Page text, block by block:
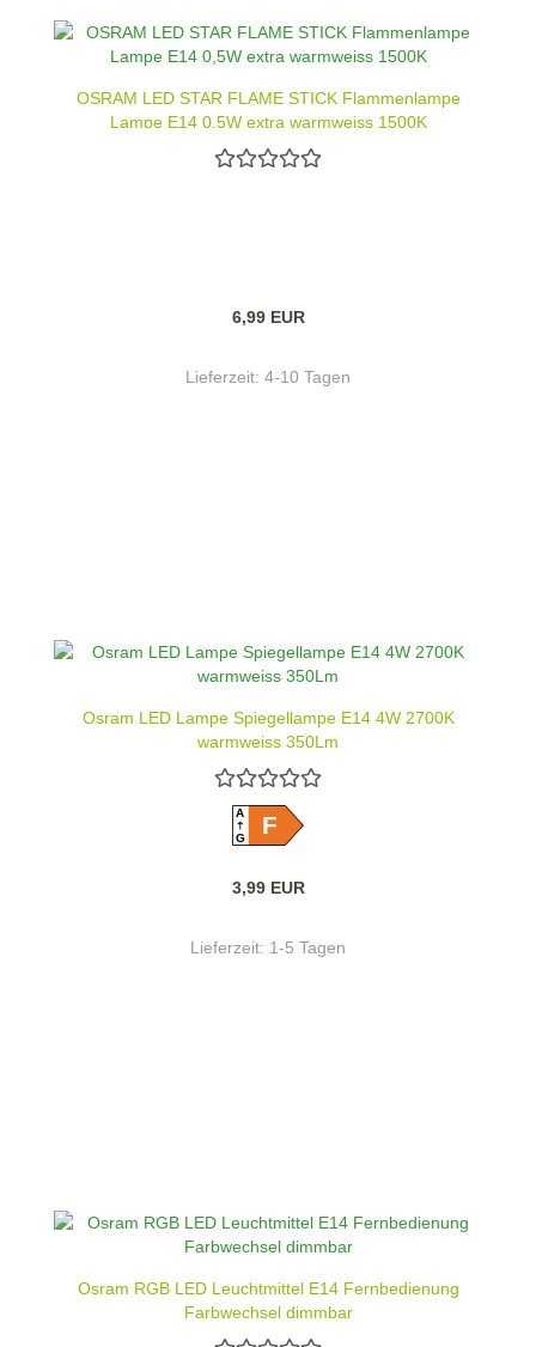
OSRAM LED STAR FLAME STICK Flammenlampe
Lampe E14 0,5W extra warmweiss 1500K
6,99 EUR
Lieferzeit: 4-10 Tagen
Osram LED Lampe Spiegellampe E14 4W 2700K
warmweiss 350Lm
A
GF
3,99 EUR
Lieferzeit: 1-5 Tagen
Osram RGB LED Leuchtmittel E14 Fernbedienung
Farbwechsel dimmbar